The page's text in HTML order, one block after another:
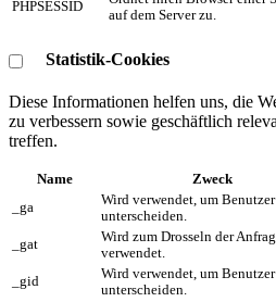
PHPSESSID
auf dem Server zu.
Statistik-Cookies
Diese Informationen helfen uns, die
zu verbessern sowie geschäftlich
treffen.
Name Zweck
_ga
Wird verwendet, um
unterscheiden.
_gat
Wird zum Drosseln der
verwendet.
_gid
Wird verwendet, um
unterscheiden.